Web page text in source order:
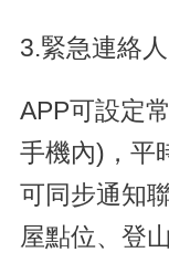
3.緊急連絡人
APP可設定
手機內)，平
可同步通知
屋點位、登